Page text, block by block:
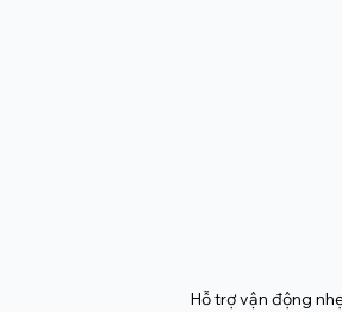
Hỗ trợ vận động